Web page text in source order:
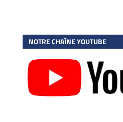
NOTRE CHAÎNE YOUTUBE